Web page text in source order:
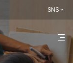
SNS
전
메